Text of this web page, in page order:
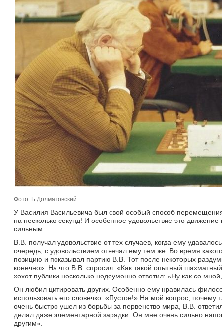
Фото: Б.Долматовский
У Василия Васильевича был свой особый способ
на несколько секунд! И особенное удовольствие это
сильным.
В.В. получал удовольствие от тех случаев, когда ему
очередь, с удовольствием отвечал ему тем же. Во время
позицию и показывал партию В.В. Тот после некоторых
конечно». На что В.В. спросил: «Как такой опытный
хохот публики несколько недоуменно ответил: «Ну как со
Он любил цитировать других. Особенно ему нравилась
использовать его словечко: «Пустое!» На мой вопрос,
очень быстро ушел из борьбы за первенство мира, В.В.
делал даже элементарной зарядки. Он мне очень сильно
другим».